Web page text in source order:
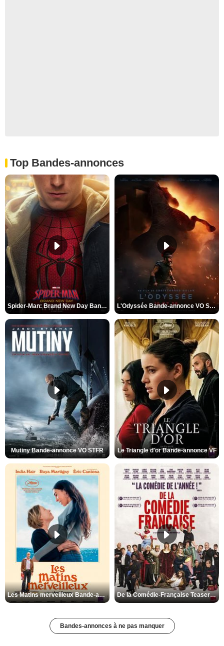
Top Bandes-annonces
Spider-Man: Brand New Day Bande-annonce VO STFR L'Odyssée Bande-annonce VO STFR
Mutiny Bande-annonce VO STFR Le Triangle d'or Bande-annonce VF
Les Matins merveilleux Bande-annonce VF De la Comédie-Française Teaser VF
Bandes-annonces à ne pas manquer